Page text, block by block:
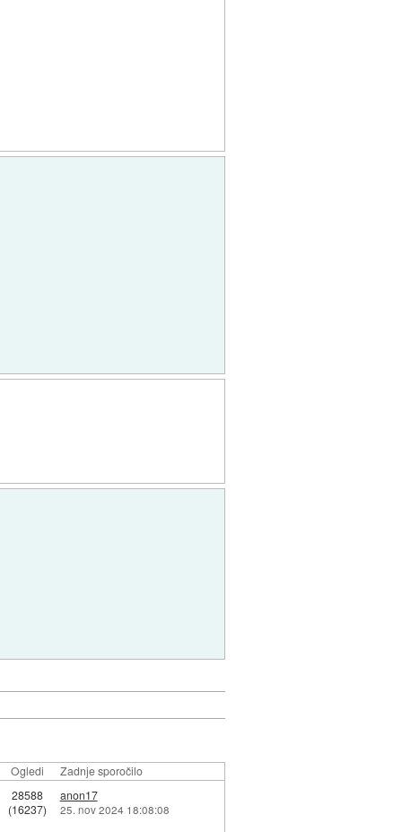
Ogledi Zadnje sporočilo
28588
(16237)
anon17
25. nov 2024 18:08:08